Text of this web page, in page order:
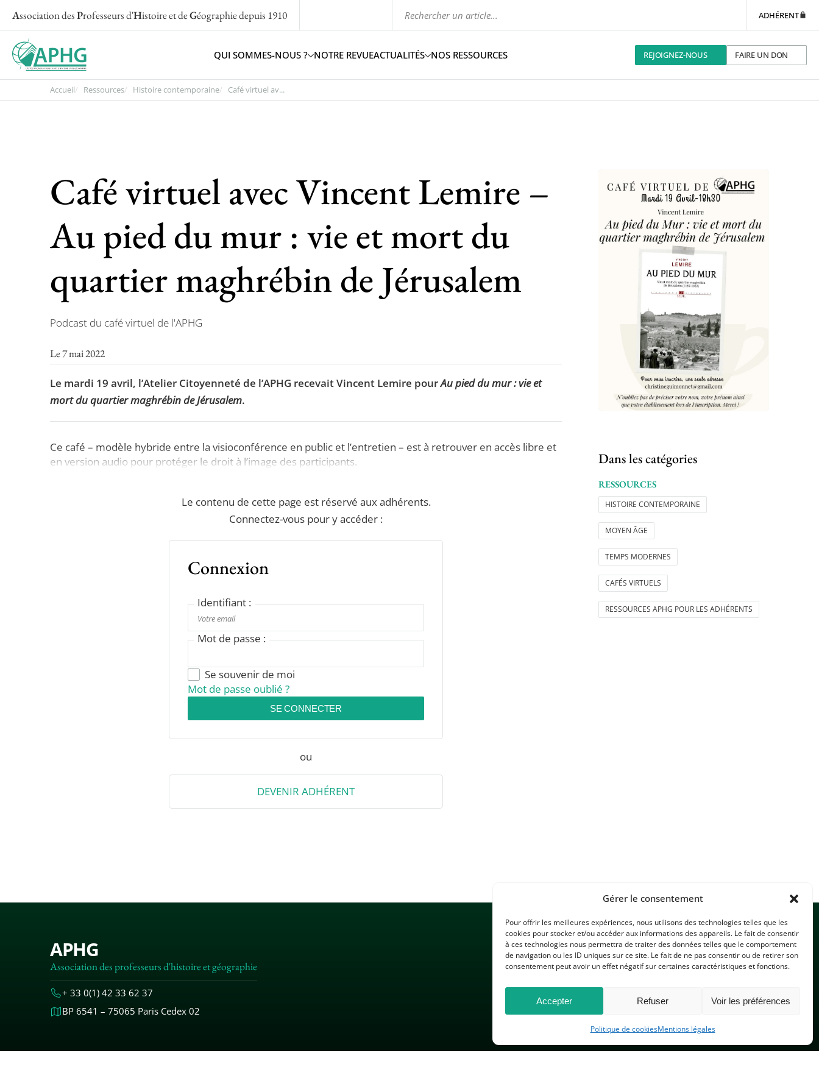
Gérer le consentement
Pour offrir les meilleures expériences, nous utilisons des technologies telles que les
cookies pour stocker et/ou accéder aux informations des appareils. Le fait de consentir
à ces technologies nous permettra de traiter des données telles que le comportement
de navigation ou les ID uniques sur ce site. Le fait de ne pas consentir ou de retirer son
consentement peut avoir un effet négatif sur certaines caractéristiques et fonctions.
Accepter Refuser Voir les préférences
Politique de cookiesMentions légales
Association desProfesseurs d'Histoire et deGéographiedepuis 1910 ADHÉRENT
QUI SOMMES-NOUS ? NOTRE REVUEACTUALITÉS NOS RESSOURCES REJOIGNEZ-NOUS FAIRE UN DON
Accueil Ressources Histoire contemporaine Café virtuel av...
Café virtuel avec Vincent Lemire –
Au pied du mur : vie et mort du
quartier maghrébin de Jérusalem
Podcast du café virtuel de l'APHG
Le 7 mai 2022
Le mardi 19 avril, l’Atelier Citoyenneté de l’APHG recevait Vincent Lemire pourAu pied du mur : vie et
mort du quartier maghrébin de Jérusalem.
Ce café – modèle hybride entre la visioconférence en public et l’entretien – est à retrouver en accès libre et
en version audio pour protéger le droit à l’image des participants.
Le contenu de cette page est réservé aux adhérents.
Connectez-vous pour y accéder :
Connexion
Identifiant :
Mot de passe :
Se souvenir de moi
Mot de passe oublié ?
SE CONNECTER
ou
DEVENIR ADHÉRENT
Dans les catégories
RESSOURCES
HISTOIRE CONTEMPORAINE
MOYEN ÂGE
TEMPS MODERNES
CAFÉS VIRTUELS
RESSOURCES APHG POUR LES ADHÉRENTS
APHG
Association des professeurs d'histoire et géographie
+ 33 0(1) 42 33 62 37
BP 6541 – 75065 Paris Cedex 02